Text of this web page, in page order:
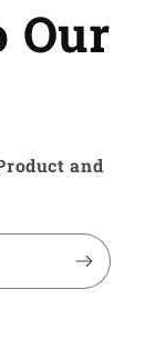
Our
and